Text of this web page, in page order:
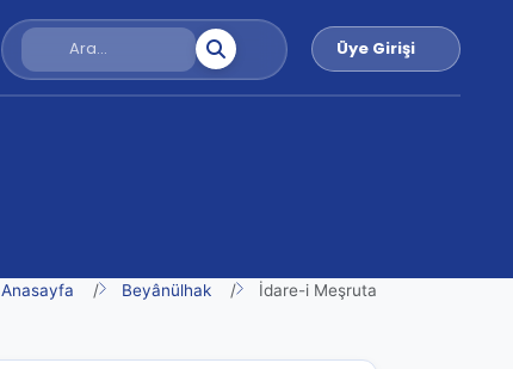
Üye Girişi
Anasayfa Beyânülhak İdare-i Meşruta